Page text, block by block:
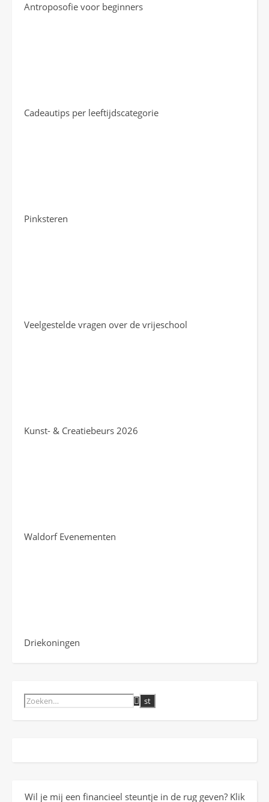
Antroposofie voor beginners
Cadeautips per leeftijdscategorie
Pinksteren
Veelgestelde vragen over de vrijeschool
Kunst- & Creatiebeurs 2026
Waldorf Evenementen
Driekoningen
Wil je mij een financieel steuntje in de rug geven? Klik